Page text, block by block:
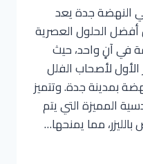
النهضة جدة يعد
أفضل الحلول العصرية
في آنٍ واحد، حيث
الأول لأصحاب الفلل
بمدينة جدة. وتتميز
المميزة التي يتم
مما يمنحها…